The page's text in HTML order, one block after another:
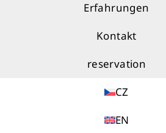
Erfahrungen
Kontakt
reservation
CZ
EN